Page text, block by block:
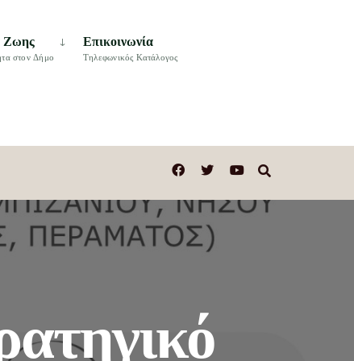
Ζωης
στον Δήμο
Επικοινωνία
Τηλεφωνικός Κατάλογος